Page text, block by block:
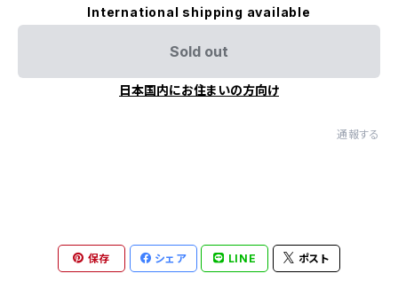
International shipping available
Sold out
日本国内にお住まいの方向け
通報する
保存 シェア LINE ポスト